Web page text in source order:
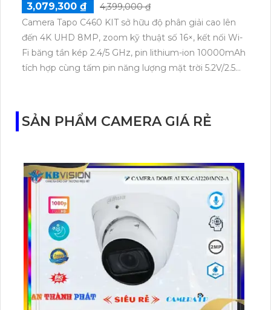
3,079,300 ₫
4,399,000 ₫
Camera Tapo C460 KIT sở hữu độ phân giải cao lên
đến 4K UHD 8MP, zoom kỹ thuật số 16×, kết nối Wi-
Fi băng tần kép 2.4/5 GHz, pin lithium-ion 10000mAh
tích hợp cùng tấm pin năng lượng mặt trời 5.2V/2.5W.
SẢN PHẨM CAMERA GIÁ RẺ